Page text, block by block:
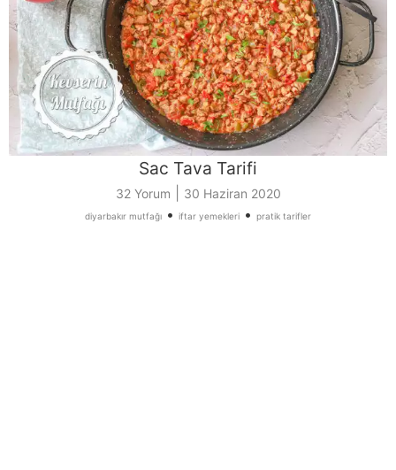
Sac Tava Tarifi
32 Yorum 30 Haziran 2020
diyarbakır mutfağı • iftar yemekleri • pratik tarifler